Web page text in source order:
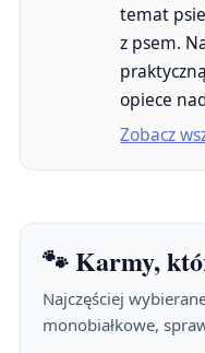
temat
z psem.
opiece
Zobacz
🐾 Karmy,
Najczęściej
monobiałkowe,